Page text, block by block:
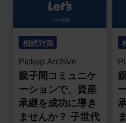
相続対策
Pickup Archive
親子間コミュニケ
ーションで、資産
承継を成功に導き
ませんか？ 子世代